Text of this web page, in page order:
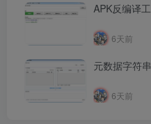
APK反编译
6天前
元数据字符
6天前